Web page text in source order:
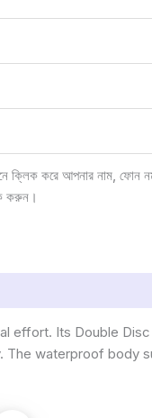
করে আপনার নাম, ফোন
করুন।
effort. Its Double
waterproof body